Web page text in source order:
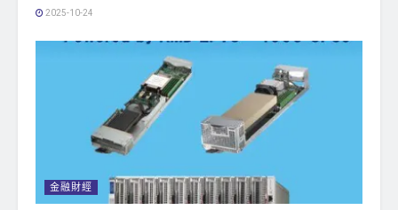
2025-10-24
金融財經